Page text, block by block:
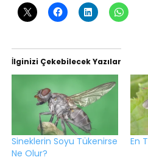
İlginizi Çekebilecek Yazılar
Sineklerin Soyu Tükenirse
Ne Olur?
En